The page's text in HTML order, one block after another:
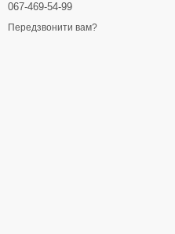
067-469-54-99
Передзвонити вам?